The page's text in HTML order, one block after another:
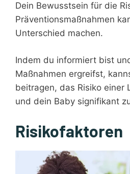
Dein Bewusstsein für die
Präventionsmaßnahmen
Unterschied machen.
Indem du informiert bist
Maßnahmen ergreifst,
beitragen, das Risiko einer
und dein Baby signifikant
Risikofaktoren